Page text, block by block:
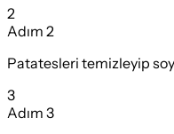
2
Adım 2
Patatesleri temizleyip
3
Adım 3